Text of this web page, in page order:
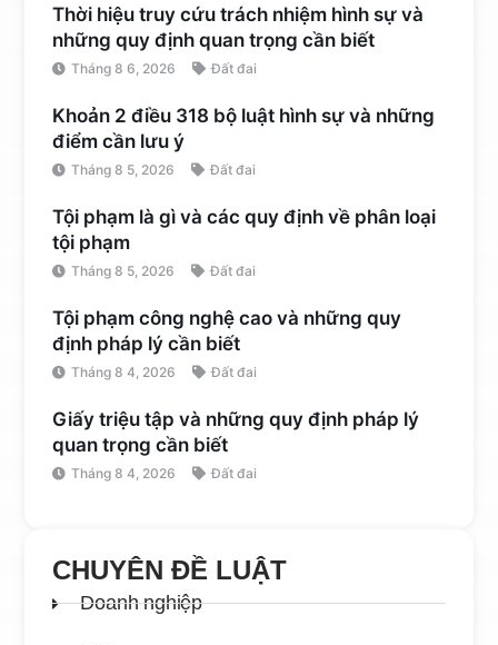
Thời hiệu truy cứu trách nhiệm hình sự và
những quy định quan trọng cần biết
Tháng 8 6, 2026 Đất đai
Khoản 2 điều 318 bộ luật hình sự và những
điểm cần lưu ý
Tháng 8 5, 2026 Đất đai
Tội phạm là gì và các quy định về phân loại
tội phạm
Tháng 8 5, 2026 Đất đai
Tội phạm công nghệ cao và những quy
định pháp lý cần biết
Tháng 8 4, 2026 Đất đai
Giấy triệu tập và những quy định pháp lý
quan trọng cần biết
Tháng 8 4, 2026 Đất đai
CHUYÊN ĐỀ LUẬT
Doanh nghiệp